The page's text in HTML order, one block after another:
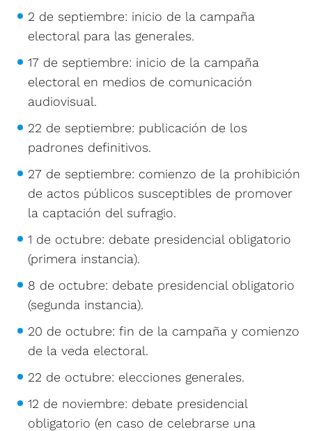
2 de septiembre: inicio de la campaña
electoral para las generales.
17 de septiembre: inicio de la campaña
electoral en medios de comunicación
audiovisual.
22 de septiembre: publicación de los
padrones definitivos.
27 de septiembre: comienzo de la prohibición
de actos públicos susceptibles de promover
la captación del sufragio.
1 de octubre: debate presidencial obligatorio
(primera instancia).
8 de octubre: debate presidencial obligatorio
(segunda instancia).
20 de octubre: fin de la campaña y comienzo
de la veda electoral.
22 de octubre: elecciones generales.
12 de noviembre: debate presidencial
obligatorio (en caso de celebrarse una